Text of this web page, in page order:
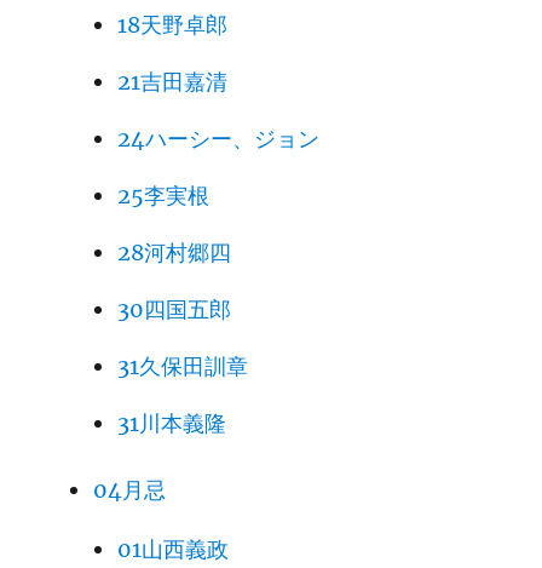
18天野卓郎
21吉田嘉清
24ハーシー、ジョン
25李実根
28河村郷四
30四国五郎
31久保田訓章
31川本義隆
04月忌
01山西義政